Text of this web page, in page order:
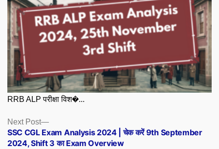
RRB ALP परीक्षा विश�...
Posts
navigation
Next Post
Next
post:
SSC CGL Exam Analysis 2024 | चेक करें 9th September
2024, Shift 3 का Exam Overview